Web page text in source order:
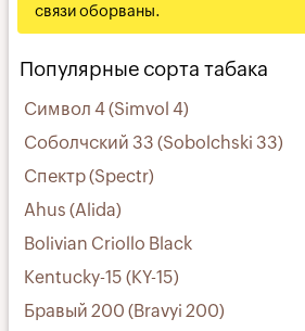
связи оборваны.
Популярные сорта табака
Символ 4 (Simvol 4)
Соболчский 33 (Sobolchski 33)
Спектр (Spectr)
Ahus (Alida)
Bolivian Criollo Black
Kentucky-15 (KY-15)
Бравый 200 (Bravyi 200)